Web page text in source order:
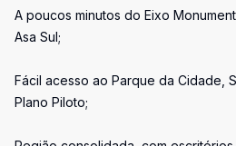
A poucos minutos do Eixo
Asa Sul;
Fácil acesso ao Parque da Cidade,
Plano Piloto;